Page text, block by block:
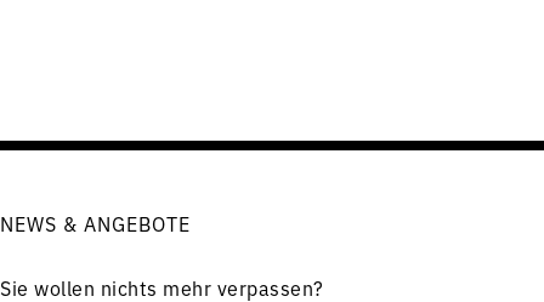
NEWS & ANGEBOTE
Sie wollen nichts mehr verpassen?